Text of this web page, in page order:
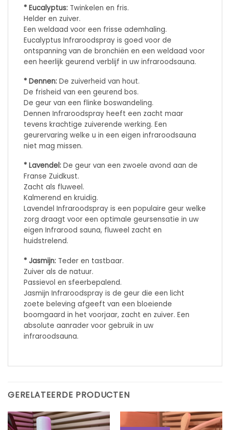
* Eucalyptus: Twinkelen en fris.
Helder en zuiver.
Een weldaad voor een frisse ademhaling.
Eucalyptus Infraroodspray is goed voor de
ontspanning van de bronchiën en een weldaad voor
een heerlijk geurend verblijf in uw infraroodsauna.
* Dennen: De zuiverheid van hout.
De frisheid van een geurend bos.
De geur van een flinke boswandeling.
Dennen Infraroodspray heeft een zacht maar
tevens krachtige zuiverende werking. Een
geurervaring welke u in een eigen infraroodsauna
niet mag missen.
* Lavendel: De geur van een zwoele avond aan de
Franse Zuidkust.
Zacht als fluweel.
Kalmerend en kruidig.
Lavendel Infraroodspray is een populaire geur welke
zorg draagt voor een optimale geursensatie in uw
eigen Infrarood sauna, fluweel zacht en
huidstrelend.
* Jasmijn: Teder en tastbaar.
Zuiver als de natuur.
Passievol en sfeerbepalend.
Jasmijn Infraroodspray is de geur die een licht
zoete beleving afgeeft van een bloeiende
boomgaard in het voorjaar, zacht en zuiver. Een
absolute aanrader voor gebruik in uw
infraroodsauna.
GERELATEERDE PRODUCTEN